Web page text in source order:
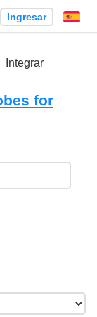
Ingresar
Integrar
for